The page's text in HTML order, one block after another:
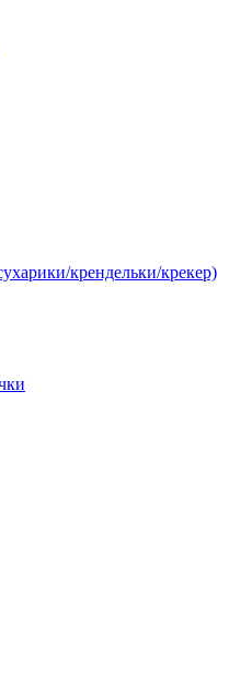
крендельки/крекер)